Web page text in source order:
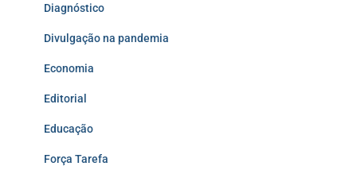
Diagnóstico
Divulgação na pandemia
Economia
Editorial
Educação
Força Tarefa